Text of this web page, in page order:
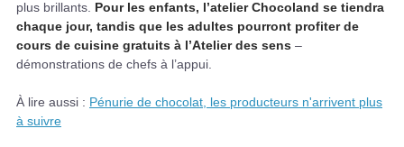
plus brillants. Pour les enfants, l’atelier Chocoland se tiendra
chaque jour, tandis que les adultes pourront profiter de
cours de cuisine gratuits à l’Atelier des sens –
démonstrations de chefs à l’appui.
À lire aussi : Pénurie de chocolat, les producteurs n'arrivent plus
à suivre